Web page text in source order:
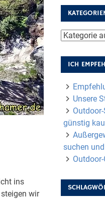
ins
wir
Kategorien
ICH
Unsere
günstig
suchen